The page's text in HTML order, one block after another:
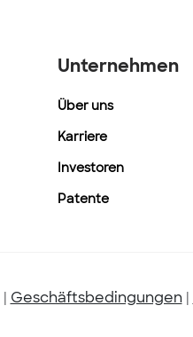
Unternehmen
Über uns
Karriere
Investoren
Patente
Geschäftsbedingungen|